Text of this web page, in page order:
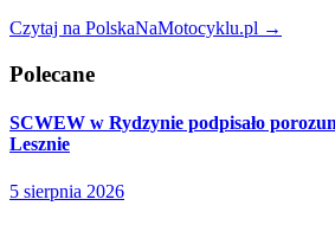
Czytaj na PolskaNaMotocyklu.pl →
Polecane
SCWEW w Rydzynie podpisało
Lesznie
5 sierpnia 2026